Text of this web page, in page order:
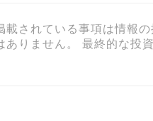
載されている事項は情報
ありません。 最終的な投